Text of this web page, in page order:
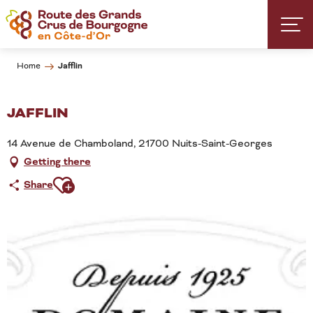
Aller
au
contenu
Home Jafflin
JAFFLIN
14 Avenue de Chamboland, 21700 Nuits-Saint-Georges
Getting there
ShareAjouter aux favoris